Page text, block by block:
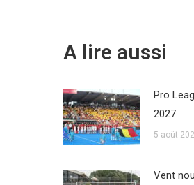
A lire aussi
Pro
2027
5 août
Vent